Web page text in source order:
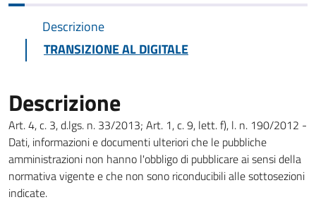
Descrizione
TRANSIZIONE AL DIGITALE
Descrizione
Art. 4, c. 3, d.lgs. n. 33/2013; Art. 1, c. 9, lett. f), l. n. 190/2012 -
Dati, informazioni e documenti ulteriori che le pubbliche
amministrazioni non hanno l'obbligo di pubblicare ai sensi della
normativa vigente e che non sono riconducibili alle sottosezioni
indicate.